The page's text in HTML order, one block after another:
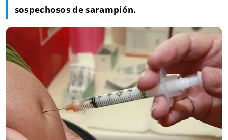
sospechosos de sarampión.